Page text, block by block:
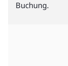
Buchung.